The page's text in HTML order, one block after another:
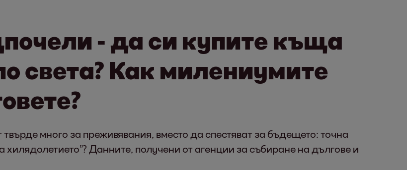
- да си купите къща
света? Как милениумите
много за преживявания, вместо да спестяват за бъдещето: точна
хилядолетието”? Данните, получени от агенции за събиране на дългове и